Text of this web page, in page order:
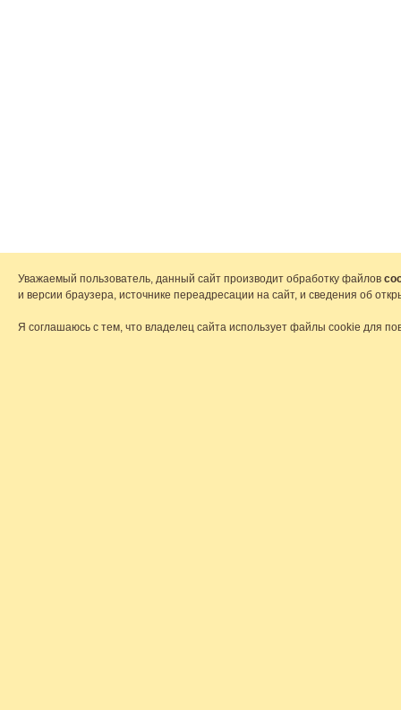
Уважаемый пользователь, данный сайт производит обработку файлов
и версии браузера, источнике переадресации на сайт, и сведения об
Я соглашаюсь с тем, что владелец сайта использует файлы cookie для